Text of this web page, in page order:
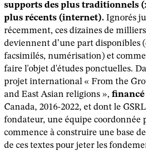
supports des plus traditionnels
plus récents (internet). Ignorés
récemment, ces dizaines de
deviennent d’une part disponibles
facsimilés, numérisation) et
faire l'objet d'études ponctuelles.
projet international « From the
and East Asian religions », financé
Canada, 2016-2022, et dont le
fondateur, une équipe coordonnée
commence à construire une base
de ces textes pour jeter les